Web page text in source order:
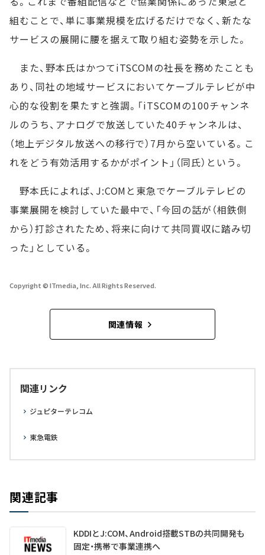
組むことで、単に事業規模を広げるだけでなく、新たな
サービスの展開に腰を据えて取り組む姿勢を示した。
また、野本氏はかつてiTSCOMの社長を務めたことも
あり、同社の地域サービスにおいてケーブルテレビが中
心的な役割を果たすと強調。「iTSCOMの100チャンネ
ルのうち、アナログで放送していた40チャンネルは、
（地上デジタル放送への移行で）7月から空いている。こ
れをどう有効活用するかがポイント」（同氏）という。
野本氏によれば、J:COMと東急でケーブルテレビの
事業展開を検討していた最中で、「今回の話が（相鉄側
から）打診されたため、将来に向けて共同買収に踏み切
った」としている。
Copyright © ITmedia, Inc. All Rights Reserved.
関連情報
関連リンク
ジュピターテレコム
東急電鉄
関連記事
KDDIとJ:COM、Android搭載STBの共同開発も
固定・携帯で事業連携へ